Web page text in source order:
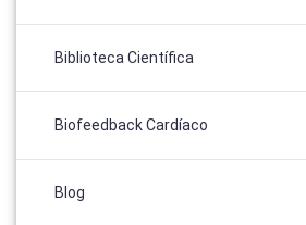
Biblioteca Científica
Biofeedback Cardíaco
Blog